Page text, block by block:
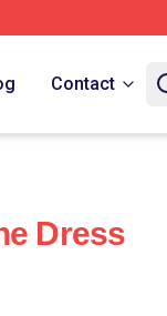
Contact
Dress